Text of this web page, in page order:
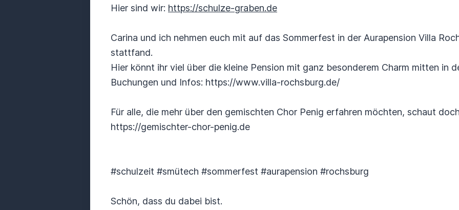
Hier sind wir: https://schulze-graben.de
Carina und ich nehmen euch mit auf das Sommerfest in der Aurapension Villa
stattfand.
Hier könnt ihr viel über die kleine Pension mit ganz besonderem Charm mitten in
Buchungen und Infos: https://www.villa-rochsburg.de/
Für alle, die mehr über den gemischten Chor Penig erfahren möchten, schaut
https://gemischter-chor-penig.de
#schulzeit #smütech #sommerfest #aurapension #rochsburg
Schön, dass du dabei bist.